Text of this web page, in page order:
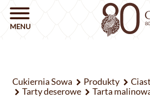
Cukiernia Sowa Produkty
Tarty deserowe
Tarta